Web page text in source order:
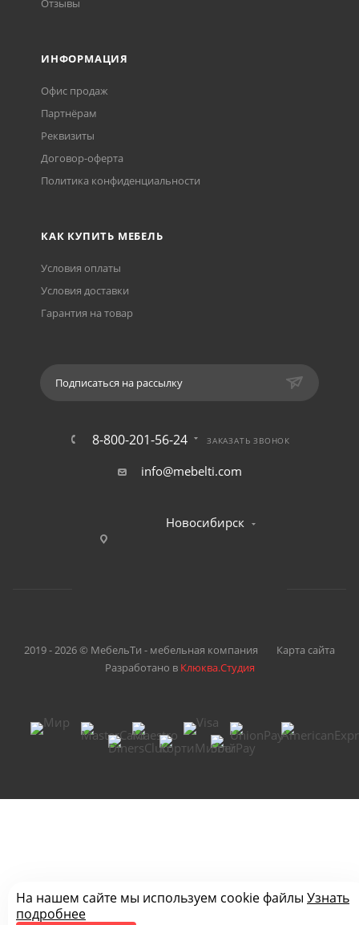
Отзывы
ИНФОРМАЦИЯ
Офис продаж
Партнёрам
Реквизиты
Договор-оферта
Политика конфиденциальности
КАК КУПИТЬ МЕБЕЛЬ
Условия оплаты
Условия доставки
Гарантия на товар
Подписаться на рассылку
8-800-201-56-24 ЗАКАЗАТЬ ЗВОНОК
info@mebelti.com
Новосибирск
2019 - 2026 © МебельТи - мебельная компания
Карта сайта
Разработано в Клюква.Студия
На нашем сайте мы используем cookie файлы Узнать
подробнее